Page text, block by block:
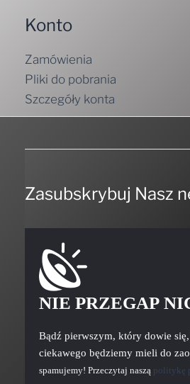
Konto
Zamówienia
Pliki do pobrania
Szczegóły konta
Zasubskrybuj Nasz
NIE PRZEGAP
Bądź pierwszym, który dowie
ciekawego będziemy mieli do
spamujemy! Przeczytaj naszą politykę